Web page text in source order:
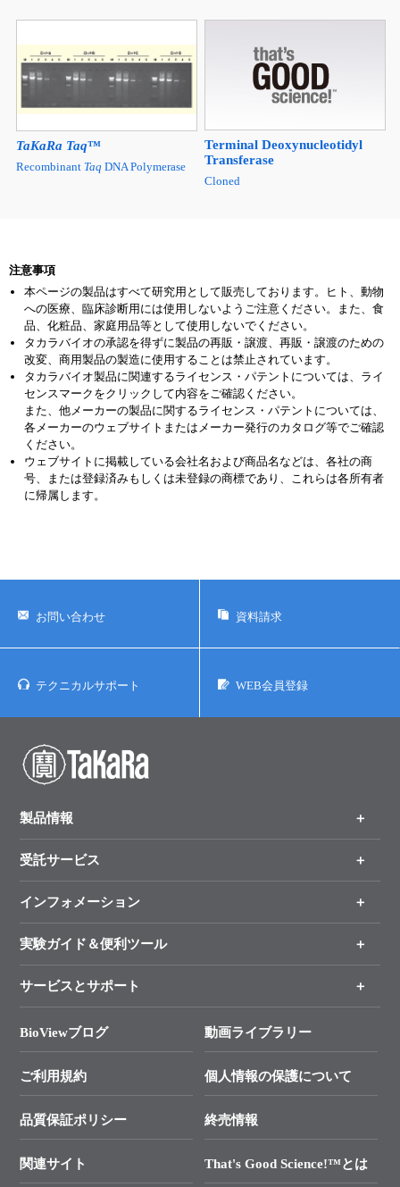
TaKaRa Taq™
Recombinant TaqDNA Polymerase
Terminal Deoxynucleotidyl
Transferase
Cloned
注意事項
本ページの製品はすべて研究用として販売しております。ヒト、動物
への医療、臨床診断用には使用しないようご注意ください。また、食
品、化粧品、家庭用品等として使用しないでください。
タカラバイオの承認を得ずに製品の再販・譲渡、再販・譲渡のための
改変、商用製品の製造に使用することは禁止されています。
タカラバイオ製品に関連するライセンス・パテントについては、ライ
センスマークをクリックして内容をご確認ください。
また、他メーカーの製品に関するライセンス・パテントについては、
各メーカーのウェブサイトまたはメーカー発行のカタログ等でご確認
ください。
ウェブサイトに掲載している会社名および商品名などは、各社の商
号、または登録済みもしくは未登録の商標であり、これらは各所有者
に帰属します。
お問い合わせ 資料請求
テクニカルサポート WEB会員登録
製品情報
製品一覧
手法から製品を探す
新製品情報
受託サービス
オンライン注文
インフォメーション
キャンペーン
タカラバイオ各種会員募集のお知らせ
終売製品のお知らせ
価格改定のご案内
技術セミナーのご案内
タカラバイオ発表文献
実験ガイド＆便利ツール
リアルタイムPCR実験のススメ
幹細胞・再生医療研究ガイド
クローニング実験ガイド
SMARTer NGSポータルサイト
プライマー設計
サービスとサポート
総合お問い合わせ
├ 実験コンシェルジュ
├ 受託サービスお問い合わせ
BioViewブログ 動画ライブラリー
ご利用規約 個人情報の保護について
品質保証ポリシー 終売情報
関連サイト That's Good Science!™とは